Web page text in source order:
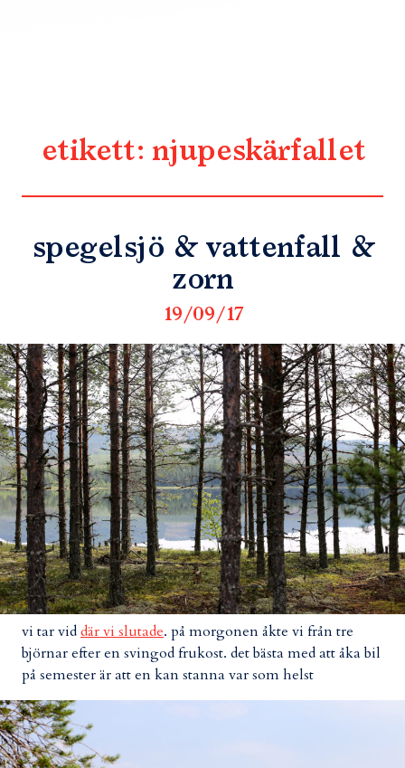
etikett: njupeskärfallet
spegelsjö & vattenfall &
zorn
19/09/17
vi tar viddär vi slutade. på morgonen åkte vi från tre
björnar efter en svingod frukost. det bästa med att åka bil
på semester är att en kan stanna var som helst